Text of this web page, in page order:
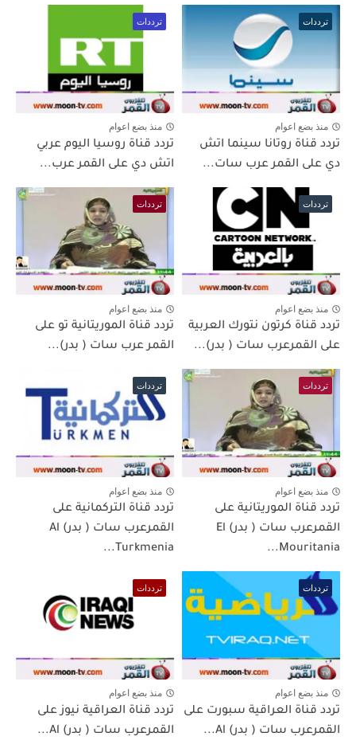
ترددات
منذ بضع اعوام
تردد قناة روتانا سينما اتش
دي على القمر عرب سات...
ترددات
منذ بضع اعوام
تردد قناة روسيا اليوم عربي
اتش دي على القمر عرب...
ترددات
منذ بضع اعوام
تردد قناة كرتون نتورك العربية
على القمرعرب سات ( بدر)...
ترددات
منذ بضع اعوام
تردد قناة الموريتانية تو على
القمر عرب سات ( بدر)...
ترددات
منذ بضع اعوام
تردد قناة الموريتانية على
القمرعرب سات ( بدر) El
Mouritania...
ترددات
منذ بضع اعوام
تردد قناة التركمانية على
القمرعرب سات ( بدر) Al
Turkmenia...
ترددات
منذ بضع اعوام
تردد قناة العراقية سبورت على
القمرعرب سات ( بدر) Al...
ترددات
منذ بضع اعوام
تردد قناة العراقية نيوز على
القمرعرب سات ( بدر) Al...